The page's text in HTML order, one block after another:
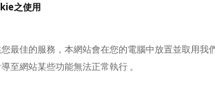
之使用
最佳的服務，本網站會在您的電腦中放置並取用
至網站某些功能無法正常執行 。